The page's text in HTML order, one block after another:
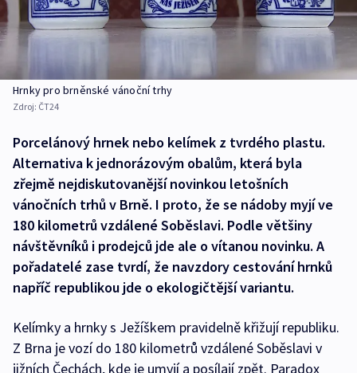
Hrnky pro brněnské vánoční trhy
Zdroj: ČT24
Porcelánový hrnek nebo kelímek z tvrdého plastu.
Alternativa k jednorázovým obalům, která byla
zřejmě nejdiskutovanější novinkou letošních
vánočních trhů v Brně. I proto, že se nádoby myjí ve
180 kilometrů vzdálené Soběslavi. Podle většiny
návštěvníků i prodejců jde ale o vítanou novinku. A
pořadatelé zase tvrdí, že navzdory cestování hrnků
napříč republikou jde o ekologičtější variantu.
Kelímky a hrnky s Ježíškem pravidelně křižují republiku.
Z Brna je vozí do 180 kilometrů vzdálené Soběslavi v
jižních Čechách, kde je umyjí a posílají zpět. Paradox